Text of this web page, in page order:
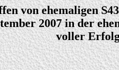
von ehemaligen
2007 in der
voller